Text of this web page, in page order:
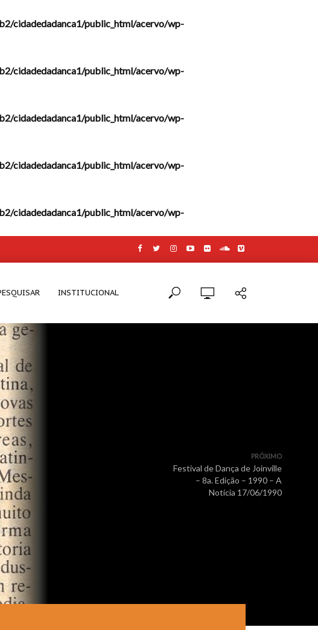
cidadedadanca1/public_html/acervo/wp-
cidadedadanca1/public_html/acervo/wp-
cidadedadanca1/public_html/acervo/wp-
cidadedadanca1/public_html/acervo/wp-
cidadedadanca1/public_html/acervo/wp-
INSTITUCIONAL
PRÓXIMO
Festival de Dança de Joinville
– 8a. Edição – 1990 – A
Notícia 17/06/1990